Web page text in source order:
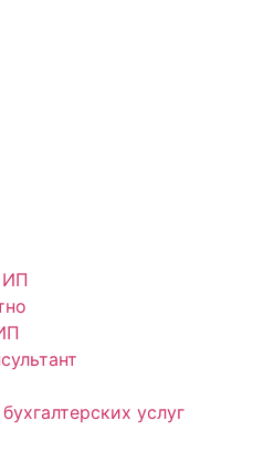
ИП
услуг